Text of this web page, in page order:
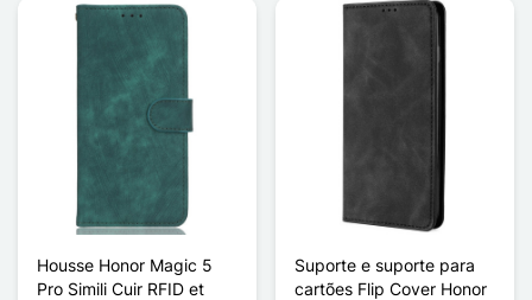
Housse Honor Magic 5
Pro Simili Cuir RFID et
Suporte e suporte para
cartões Flip Cover Honor